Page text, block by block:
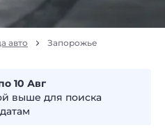
авто Запорожье
10
авг
выше для поиска